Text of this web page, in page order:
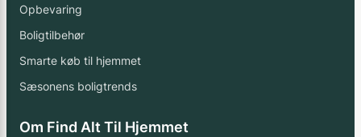
Opbevaring
Boligtilbehør
Smarte køb til hjemmet
Sæsonens boligtrends
Om Find Alt Til Hjemmet